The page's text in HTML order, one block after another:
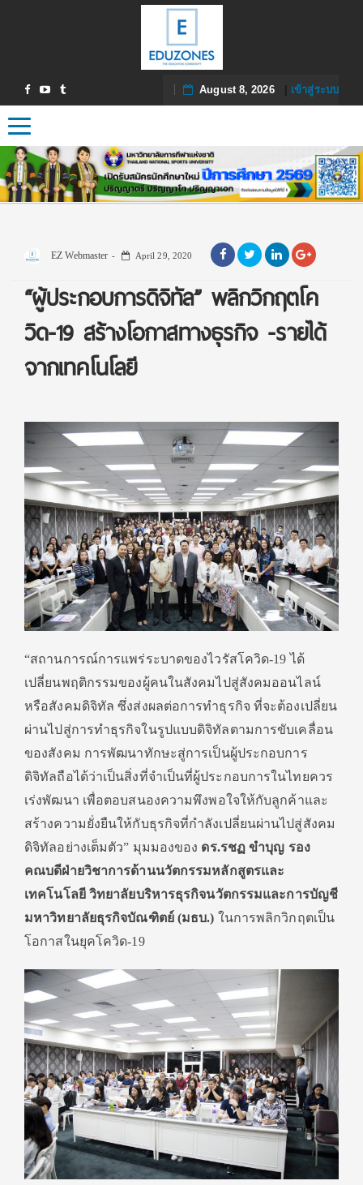
August 8, 2026| เข้าสู่ระบบ
Toggle navigation
EZ Webmaster April 29, 2020
“ผู้ประกอบการดิจิทัล” พลิกวิกฤตโค
วิด-19 สร้างโอกาสทางธุรกิจ -รายได้
จากเทคโนโลยี
“สถานการณ์การแพร่ระบาดของไวรัสโควิด-19ได้
เปลี่ยนพฤติกรรมของผู้คนในสังคมไปสู่สังคมออนไลน์
หรือสังคมดิจิทัล ซึ่งส่งผลต่อการทำธุรกิจ ที่จะต้องเปลี่ยน
ผ่านไปสู่การทำธุรกิจในรูปแบบดิจิทัลตามการขับเคลื่อน
ของสังคม การพัฒนาทักษะสู่การเป็นผู้ประกอบการ
ดิจิทัลถือได้ว่าเป็นสิ่งที่จำเป็นที่ผู้ประกอบการในไทยควร
เร่งพัฒนา เพื่อตอบสนองความพึงพอใจให้กับลูกค้าและ
สร้างความยั่งยืนให้กับธุรกิจที่กำลังเปลี่ยนผ่านไปสู่สังคม
ดิจิทัลอย่างเต็มตัว” มุมมองของ ดร.รชฏ ขำบุญ รอง
คณบดีฝ่ายวิชาการด้านนวัตกรรมหลักสูตรและ
เทคโนโลยี วิทยาลัยบริหารธุรกิจนวัตกรรมและการบัญชี
มหาวิทยาลัยธุรกิจบัณฑิตย์ (มธบ.) ในการพลิกวิกฤตเป็น
โอกาสในยุคโควิด-19